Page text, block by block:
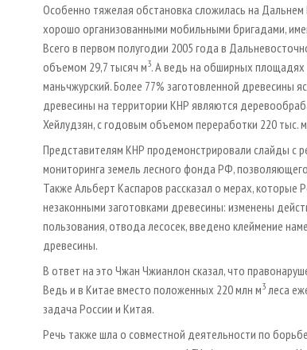
Особенно тяжелая обстановка сложилась на
хорошо организованными мобильными бригадами,
Всего в первом полугодии 2005 года в
объемом 29,7 тысяч м3. А ведь на обширных площадях
маньчжурский. Более 77% заготовленной древесины
древесины на территории КНР являются
Хейлудзян, с годовым объемом переработки 220 тыс. м
Представителям КНР продемонстрировали слайды с
мониторинга земель лесного фонда РФ,
Также Альберт Каспаров рассказал о мерах,
незаконными заготовками древесины: изменены
пользования, отвода лесосек, введено клеймение
древесины.
В ответ на это Чжан Чжианлон сказал, что
Ведь и в Китае вместо положенных 220 млн м3 леса
задача России и Китая.
Речь также шла о совместной деятельности по